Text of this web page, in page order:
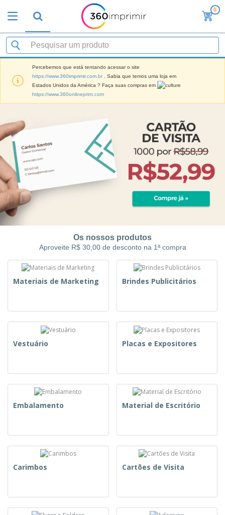
0
Percebemos que está tentando acessar o site
https://www.360imprimir.com.br
. Sabia que temos uma loja em
Estados Unidos da América ? Faça suas compras em
https://www.360onlineprint.com
Os nossos produtos
Aproveite R$ 30,00 de desconto na 1ª compra
Materiais de Marketing Brindes Publicitários
Vestuário Placas e Expositores
Embalamento Material de Escritório
Carimbos Cartões de Visita